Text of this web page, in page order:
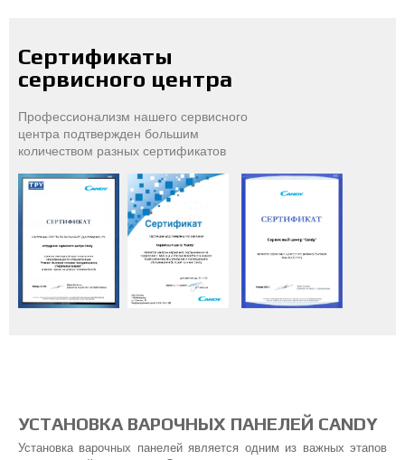
Сертификаты
сервисного центра
Профессионализм нашего сервисного
центра подтвержден большим
количеством разных сертификатов
УСТАНОВКА ВАРОЧНЫХ ПАНЕЛЕЙ CANDY
Установка варочных панелей является одним из важных этапов